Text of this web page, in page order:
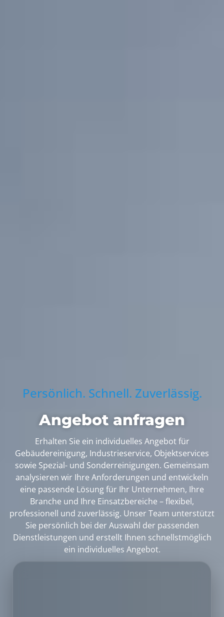
Persönlich. Schnell. Zuverlässig.
Angebot anfragen
Erhalten Sie ein individuelles Angebot für
Gebäudereinigung, Industrieservice, Objektservices
sowie Spezial- und Sonderreinigungen. Gemeinsam
analysieren wir Ihre Anforderungen und entwickeln
eine passende Lösung für Ihr Unternehmen, Ihre
Branche und Ihre Einsatzbereiche – flexibel,
professionell und zuverlässig. Unser Team unterstützt
Sie persönlich bei der Auswahl der passenden
Dienstleistungen und erstellt Ihnen schnellstmöglich
ein individuelles Angebot.